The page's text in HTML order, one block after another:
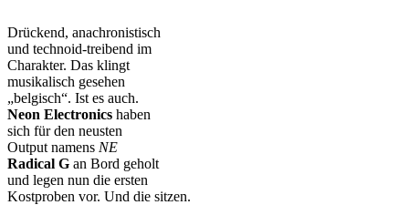
Drückend, anachronistisch
und technoid-treibend im
Charakter. Das klingt
musikalisch gesehen
„belgisch“. Ist es auch.
Neon Electronics haben
sich für den neusten
Output namens NE
Radical G an Bord geholt
und legen nun die ersten
Kostproben vor. Und die sitzen.